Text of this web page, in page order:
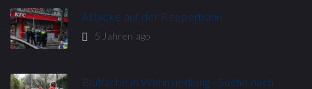
Attacke auf der Reeperbahn
5 Jahren ago
Blutlache in Wohnsiedlung - Suche nach